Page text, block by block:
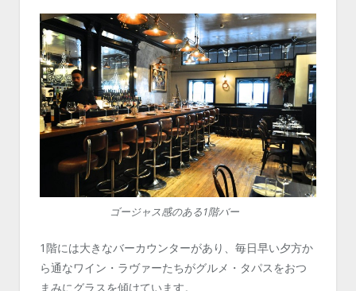
ゴージャス感のある1階バー
1階には大きなバーカウンターがあり、毎日早い夕方か
ら通なワイン・ラヴァーたちがグルメ・タパスをおつ
まみにグラスを傾けています。